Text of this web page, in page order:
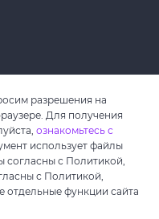
разрешения на
Для получения
ознакомьтесь с
использует файлы
согласны с Политикой,
с Политикой,
отдельные функции сайта